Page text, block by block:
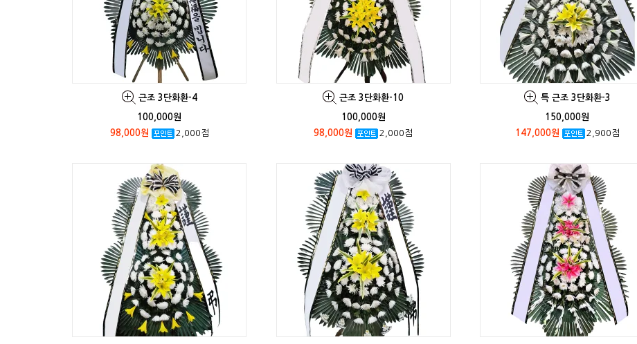
근조 3단화환-4
100,000원
98,000원
2,000점
근조 3단화환-10
100,000원
98,000원
2,000점
특 근조 3단화환-3
150,000원
147,000원
2,900점